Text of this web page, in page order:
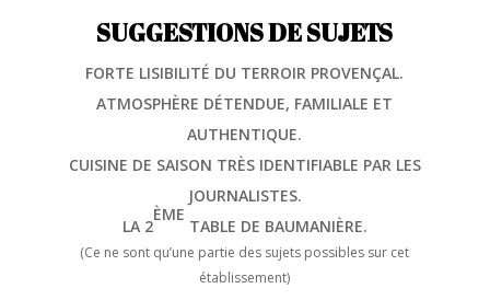
SUGGESTIONS DE SUJETS
FORTE LISIBILITÉ DU TERROIR PROVENÇAL.
ATMOSPHÈRE DÉTENDUE, FAMILIALE ET
AUTHENTIQUE.
CUISINE DE SAISON TRÈS IDENTIFIABLE PAR LES
JOURNALISTES.
LA 2
ÈME
TABLE DE BAUMANIÈRE.
(Ce ne sont qu’une partie des sujets possibles sur cet
établissement)